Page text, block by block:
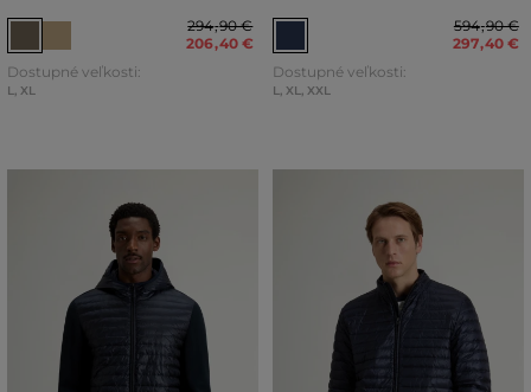
294,90 €
206,40 €
Dostupné veľkosti:
L, XL
594,90 €
297,40 €
Dostupné veľkosti:
L, XL, XXL